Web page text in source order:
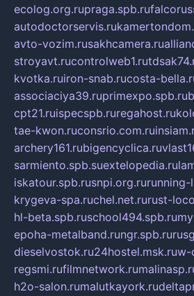
ecolog.org.rupraga.spb.ru
autodoctorservis.ru
avto-vozim.rusakhcamera.ru
stroyavt.rucontrolweb1.ru
kvotka.ruiron-snab.rucosta-
associaciya39.ruprimexpo.spb.ru
cpt21.ruispecspb.ruregahost.ru
tae-kwon.ruconsrio.com.ru
archery161.rubigencyclica.ru
sarmiento.spb.suextelopedia.ru
iskatour.spb.rusnpi.org.rurunning-
krygeva-spa.ruchel.net.rurust-
hl-beta.spb.ruschool494.spb.ru
epoha-metalband.rungr.spb.ru
dieselvostok.ru24hostel.msk.ruw-
regsmi.rufilmnetwork.ru
h2o-salon.rumalutkayork.ru